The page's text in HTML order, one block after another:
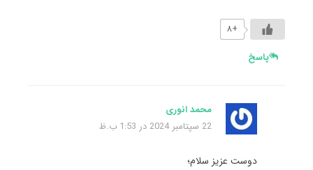
+۸
پاسخ
محمد انوری
22 سپتامبر 2024 در 1:53 ب.ظ
دوست عزیز سلام؛